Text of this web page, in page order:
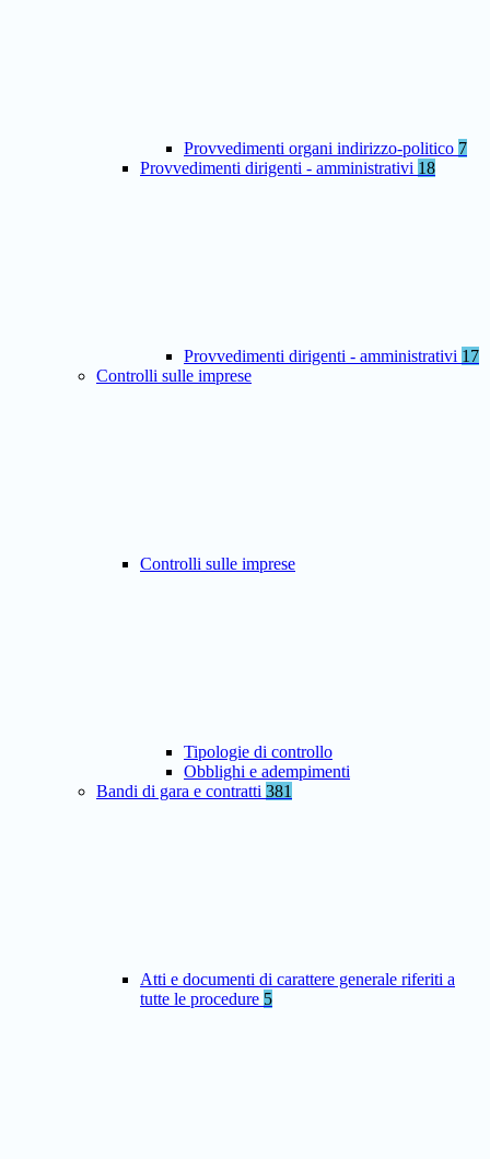
Provvedimenti organi indirizzo-politico 7
Provvedimenti dirigenti - amministrativi 18
Provvedimenti dirigenti - amministrativi 17
Controlli sulle imprese
Controlli sulle imprese
Tipologie di controllo
Obblighi e adempimenti
Bandi di gara e contratti 381
Atti e documenti di carattere generale riferiti a
tutte le procedure 5